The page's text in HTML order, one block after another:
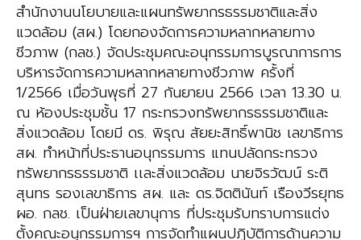
สำนักงานนโยบายและแผนทรัพยากรธรรมชาติและสิ่ง
แวดล้อม (สผ.) โดยกองจัดการความหลากหลายทาง
ชีวภาพ (กลช.) จัดประชุมคณะอนุกรรมการบูรณาการการ
บริหารจัดการความหลากหลายทางชีวภาพ ครั้งที่
1/2566 เมื่อวันพุธที่ 27 กันยายน 2566 เวลา 13.30 น.
ณ ห้องประชุมชั้น 17 กระทรวงทรัพยากรธรรมชาติและ
สิ่งแวดล้อม โดยมี ดร. พิรุณ สัยยะสิทธิ์พานิช เลขาธิการ
สผ. ทำหน้าที่ประธานอนุกรรมการ แทนปลัดกระทรวง
ทรัพยากรธรรมชาติ เเละสิ่งแวดล้อม นายจิรวัฒน์ ระติ
สุนทร รองเลขาธิการ สผ. และ ดร.จิตตินันท์ เรืองวีรยุทธ
ผอ. กลช. เป็นฝ่ายเลขานุการ ที่ประชุมรับทราบการแต่ง
ตั้งคณะอนุกรรมการฯ การจัดทำแผนปฏิบัติการด้านความ